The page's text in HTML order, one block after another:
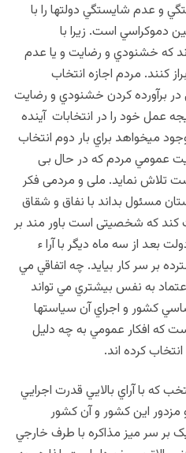
و عدم شايستگي دولتها را با
دموکراسي است. زيرا با
که خشنودي و رضايت و يا عدم
کنند. مردم اجازه انتخاب
در برآورده کردن خشنودي و رضايت
خود را در انتخابات آینده
میخواهد براي بار دوم انتخاب
عمومي مردم که در حال بی
تلاش نماید. ملی و مردمی فکر
مسئول بداند با نفاق و شقاق
که شخصیتی است باور مند بر
بعد از سه ماه دیگر با آرا ء
بر سر کار بيايد. چه اتفاقي مي
به نفس بيشتري مي تواند
کشور و اجراي آن سياستها
که افکار عمومي به چه دليل
کرده اند.
که با آراي بالايي قدرت اجرايي
این کشور و آن کشور
بر سر ميز مذاکره با طرف خارجي